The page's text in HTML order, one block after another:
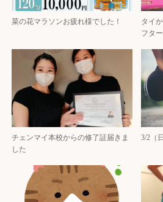
菜の花マラソンお疲れ様でした！
タイ
フタ
チェンマイ本校からの修了証届きま
した
3/2（